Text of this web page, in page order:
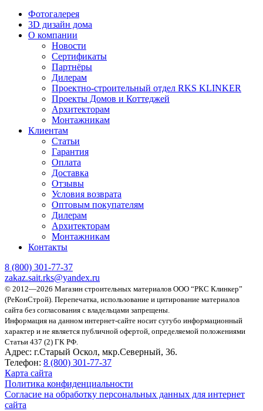
Фотогалерея
3D дизайн дома
О компании
Новости
Сертификаты
Партнёры
Дилерам
Проектно-строительный отдел RKS KLINKER
Проекты Домов и Коттеджей
Архитекторам
Монтажникам
Клиентам
Статьи
Гарантия
Оплата
Доставка
Отзывы
Условия возврата
Оптовым покупателям
Дилерам
Архитекторам
Монтажникам
Контакты
8 (800) 301-77-37
zakaz.sait.rks@yandex.ru
© 2012—2026 Магазин строительных материалов ООО “РКС Клинкер”
(РеКонСтрой). Перепечатка, использование и цитирование материалов
сайта без согласования с владельцами запрещены.
Информация на данном интернет-сайте носит сугубо информационный
характер и не является публичной офертой, определяемой положениями
Статьи 437 (2) ГК РФ.
Адрес: г.Старый Оскол, мкр.Северный, 36.
Телефон: 8 (800) 301-77-37
Карта сайта
Политика конфиденциальности
Согласие на обработку персональных данных для интернет
сайта